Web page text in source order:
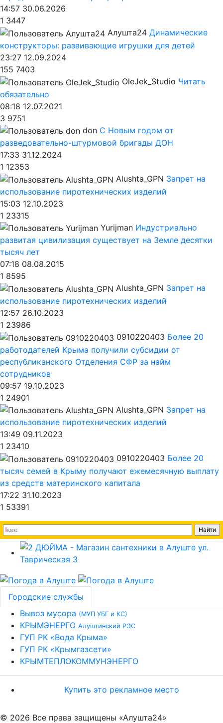
14:57 30.06.2026
1 3447
Алушта24 Динамические
конструкторы: развивающие игрушки для детей
23:27 12.09.2024
155 7403
OleJek_Studio Читать
обязательно
08:18 12.07.2021
3 9751
don С Новым годом от
разведовательно-штурмовой бригады ДОН
17:33 31.12.2024
1 12353
Alushta_GPN Запрет на
использование пиротехнических изделий
15:03 12.10.2023
1 23315
Yurijman Индустриально
развитая цивилизация существует на Земле десятки
тысяч лет
07:18 08.08.2015
1 8595
Alushta_GPN Запрет на
использование пиротехнических изделий
12:57 26.10.2023
1 23986
0910220403 Более 20
работодателей Крыма получили субсидии от
республиканского Отделения СФР за найм
сотрудников
09:57 19.10.2023
1 24901
Alushta_GPN Запрет на
использование пиротехнических изделий
13:49 09.11.2023
1 23410
0910220403 Более 20
тысяч семей в Крыму получают ежемесячную выплату
из средств материнского капитала
17:22 31.10.2023
1 53391
Городские службы
Вывоз мусора (МУП УБГ и КС)
КРЫМЭНЕРГО Алуштинский РЭС
ГУП РК «Вода Крыма»
ГУП РК «Крымгазсети»
КРЫМТЕПЛОКОММУНЭНЕРГО
Купить это рекламное место
© 2026 Все права защищены «Алушта24»